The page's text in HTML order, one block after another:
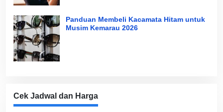
Panduan Membeli Kacamata Hitam untuk
Musim Kemarau 2026
Cek Jadwal dan Harga